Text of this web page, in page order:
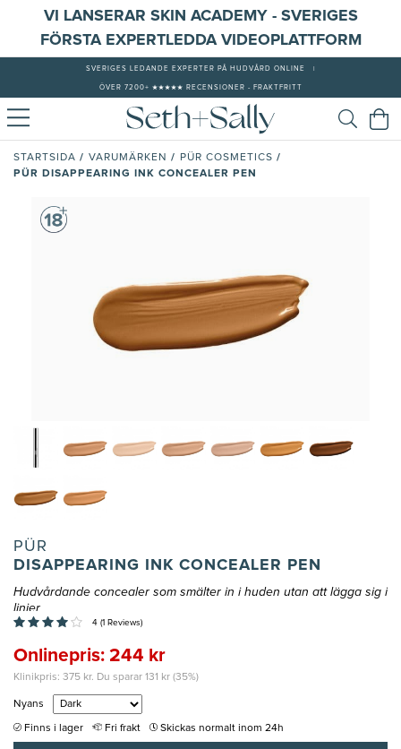
VI LANSERAR SKIN ACADEMY - SVERIGES
FÖRSTA EXPERTLEDDA VIDEOPLATTFORM
SVERIGES LEDANDE EXPERTER PÅ HUDVÅRD ONLINE
ÖVER 7200+ ★★★★★ RECENSIONER - FRAKTFRITT
STARTSIDA / VARUMÄRKEN / PÜR COSMETICS /
PÜR DISAPPEARING INK CONCEALER PEN
PÜR
DISAPPEARING INK CONCEALER PEN
Hudvårdande concealer som smälter in i huden utan att lägga sig i
linjer
4 (1 Reviews)
Onlinepris: 244 kr
Klinikpris: 375 kr. Du sparar 131 kr (35%)
Nyans
Finns i lager Fri frakt Skickas normalt inom 24h